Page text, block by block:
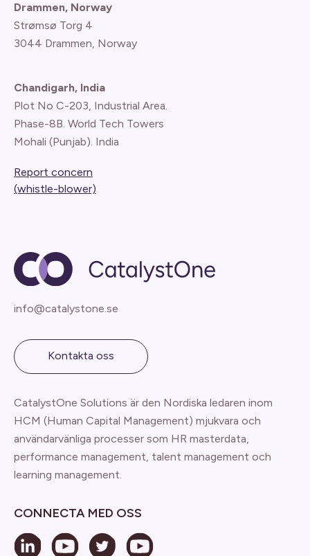
Drammen, Norway
Strømsø Torg 4
3044 Drammen, Norway
Chandigarh, India
Plot No C-203, Industrial Area.
Phase-8B. World Tech Towers
Mohali (Punjab). India
Report concern
(whistle-blower)
info@catalystone.se
Kontakta oss
CatalystOne Solutions är den Nordiska ledaren inom
HCM (Human Capital Management) mjukvara och
användarvänliga processer som HR masterdata,
performance management, talent management och
learning management.
CONNECTA MED OSS